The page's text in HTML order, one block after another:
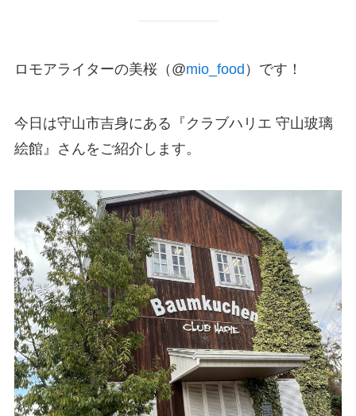
ロモアライターの美桜（@mio_food ）です！
今日は守山市吉身にある『クラブハリエ 守山玻璃
絵館』さんをご紹介します。